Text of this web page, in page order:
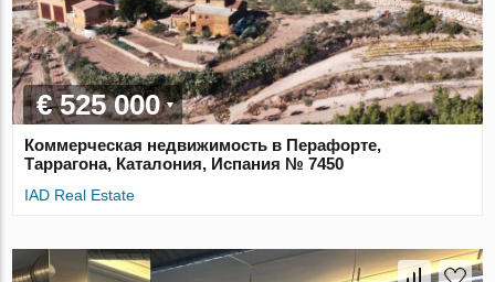
€ 525 000
Коммерческая недвижимость в Перафорте,
Таррагона, Каталония, Испания № 7450
IAD Real Estate